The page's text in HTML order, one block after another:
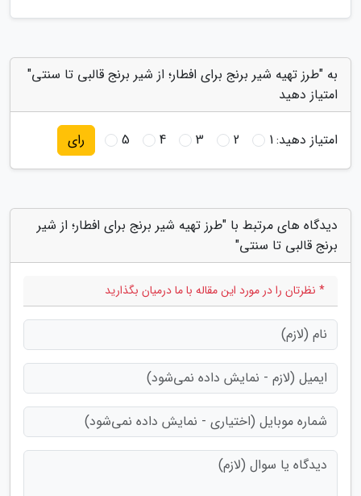
به "طرز تهیه شیر برنج برای افطار؛ از شیر برنج قالبی تا سنتی"
امتیاز دهید
امتیاز دهید:1
2
3
4
5 رای
دیدگاه های مرتبط با "طرز تهیه شیر برنج برای افطار؛ از شیر
برنج قالبی تا سنتی"
* نظرتان را در مورد این مقاله با ما درمیان بگذارید